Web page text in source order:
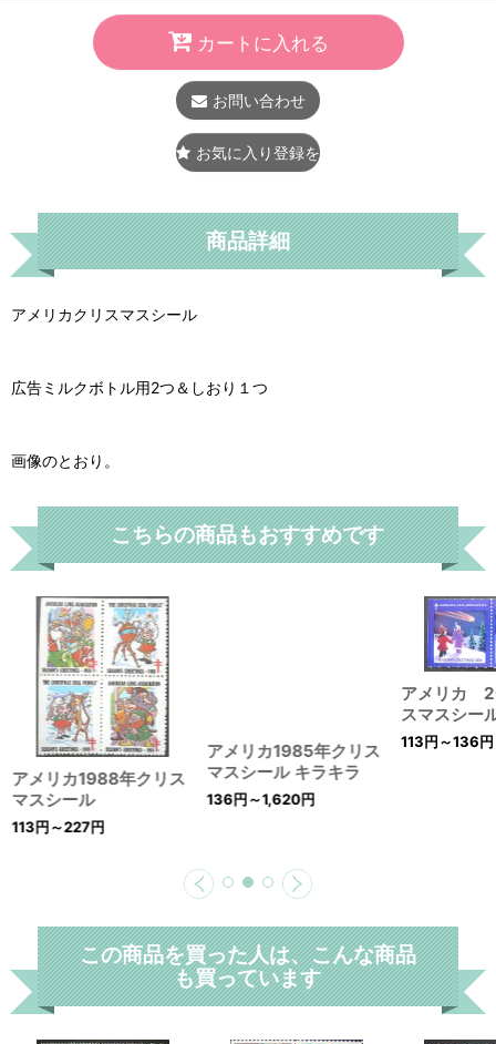
カートに入れる
お問い合わせ
お気に入り登録をする
商品詳細
アメリカクリスマスシール
広告ミルクボトル用2つ＆しおり１つ
画像のとおり。
こちらの商品もおすすめです
アメリカ1988年クリス
マスシール
113円～227円
136円～1,620円
アメリカ
スマスシ
113円～136円
この商品を買った人は、こんな商品
も買っています